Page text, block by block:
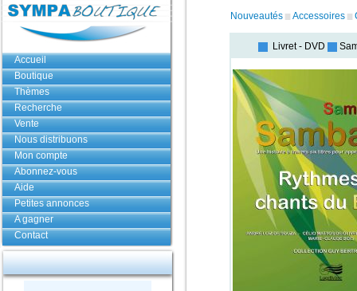
Accueil
Boutique
Thèmes
Recherche
Vente
Nous distribuons
Mon compte
Abonnez-vous
Aide
Petites annonces
A gagner
Contact
Nouveautés Accessoires
Livret - DVD